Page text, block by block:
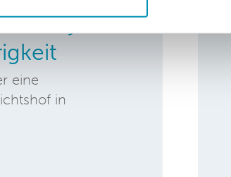
Nicht jede
eine
in